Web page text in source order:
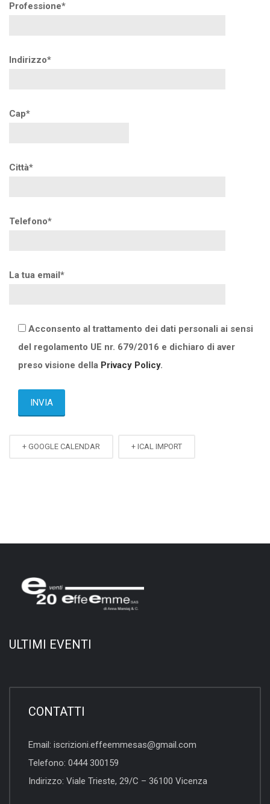
Professione*
Indirizzo*
Cap*
Città*
Telefono*
La tua email*
Acconsento al trattamento dei dati personali ai sensi
del regolamento UE nr. 679/2016 e dichiaro di aver
preso visione della Privacy Policy.
+ GOOGLE CALENDAR + ICAL IMPORT
ULTIMI EVENTI
CONTATTI
Email: iscrizioni.effeemmesas@gmail.com
Telefono: 0444 300159
Indirizzo: Viale Trieste, 29/C – 36100 Vicenza